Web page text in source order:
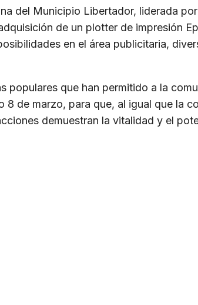
del Municipio Libertador, liderada
de un plotter de impresión
en el área publicitaria,
que han permitido a la
de marzo, para que, al igual que la
demuestran la vitalidad y el